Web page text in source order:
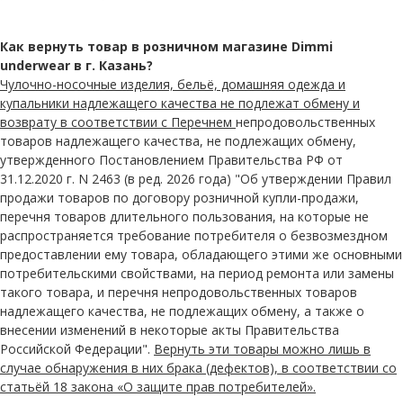
Как вернуть товар в розничном магазине Dimmi
underwear в г. Казань?
Чулочно-носочные изделия, бельё, домашняя одежда и
купальники надлежащего качества не подлежат обмену и
возврату в соответствии с Перечнем непродовольственных
товаров надлежащего качества, не подлежащих обмену,
утвержденного Постановлением Правительства РФ от
31.12.2020 г. N 2463 (в ред. 2026 года) "Об утверждении Правил
продажи товаров по договору розничной купли-продажи,
перечня товаров длительного пользования, на которые не
распространяется требование потребителя о безвозмездном
предоставлении ему товара, обладающего этими же основными
потребительскими свойствами, на период ремонта или замены
такого товара, и перечня непродовольственных товаров
надлежащего качества, не подлежащих обмену, а также о
внесении изменений в некоторые акты Правительства
Российской Федерации". Вернуть эти товары можно лишь в
случае обнаружения в них брака (дефектов), в соответствии со
статьёй 18 закона «О защите прав потребителей».